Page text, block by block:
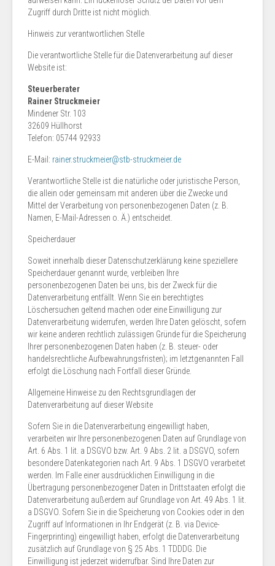
Zugriff durch Dritte ist nicht möglich.
Hinweis zur verantwortlichen Stelle
Die verantwortliche Stelle für die Datenverarbeitung auf dieser
Website ist:
Steuerberater
Rainer Struckmeier
Mindener Str. 103
32609 Hüllhorst
Telefon: 05744 92933
E-Mail: rainer.struckmeier@stb-struckmeier.de
Verantwortliche Stelle ist die natürliche oder juristische Person,
die allein oder gemeinsam mit anderen über die Zwecke und
Mittel der Verarbeitung von personenbezogenen Daten (z. B.
Namen, E-Mail-Adressen o. Ä.) entscheidet.
Speicherdauer
Soweit innerhalb dieser Datenschutzerklärung keine speziellere
Speicherdauer genannt wurde, verbleiben Ihre
personenbezogenen Daten bei uns, bis der Zweck für die
Datenverarbeitung entfällt. Wenn Sie ein berechtigtes
Löschersuchen geltend machen oder eine Einwilligung zur
Datenverarbeitung widerrufen, werden Ihre Daten gelöscht, sofern
wir keine anderen rechtlich zulässigen Gründe für die Speicherung
Ihrer personenbezogenen Daten haben (z. B. steuer- oder
handelsrechtliche Aufbewahrungsfristen); im letztgenannten Fall
erfolgt die Löschung nach Fortfall dieser Gründe.
Allgemeine Hinweise zu den Rechtsgrundlagen der
Datenverarbeitung auf dieser Website
Sofern Sie in die Datenverarbeitung eingewilligt haben,
verarbeiten wir Ihre personenbezogenen Daten auf Grundlage von
Art. 6 Abs. 1 lit. a DSGVO bzw. Art. 9 Abs. 2 lit. a DSGVO, sofern
besondere Datenkategorien nach Art. 9 Abs. 1 DSGVO verarbeitet
werden. Im Falle einer ausdrücklichen Einwilligung in die
Übertragung personenbezogener Daten in Drittstaaten erfolgt die
Datenverarbeitung außerdem auf Grundlage von Art. 49 Abs. 1 lit.
a DSGVO. Sofern Sie in die Speicherung von Cookies oder in den
Zugriff auf Informationen in Ihr Endgerät (z. B. via Device-
Fingerprinting) eingewilligt haben, erfolgt die Datenverarbeitung
zusätzlich auf Grundlage von § 25 Abs. 1 TDDDG. Die
Einwilligung ist jederzeit widerrufbar. Sind Ihre Daten zur